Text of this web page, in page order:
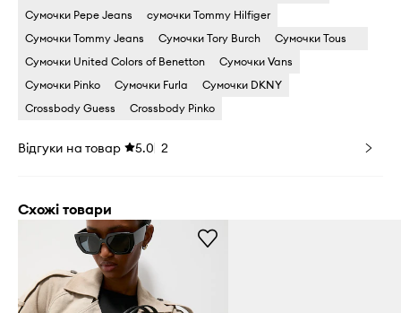
Сумочки Pepe Jeans
сумочки Tommy Hilfiger
Сумочки Tommy Jeans
Сумочки Tory Burch
Сумочки Tous
Сумочки United Colors of Benetton
Сумочки Vans
Сумочки Pinko
Сумочки Furla
Сумочки DKNY
Crossbody Guess
Crossbody Pinko
Відгуки на товар 5.0 2
Схожі товари